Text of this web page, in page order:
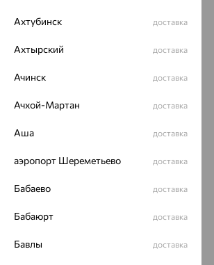
Ахтубинск доставка
Ахтырский доставка
Ачинск доставка
Ачхой-Мартан доставка
Аша доставка
аэропорт Шереметьево доставка
Бабаево доставка
Бабаюрт доставка
Бавлы доставка